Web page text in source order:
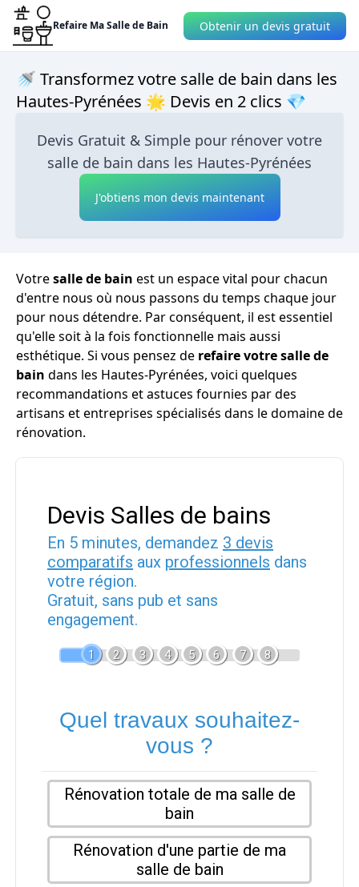
Refaire Ma Salle de Bain Obtenir un devis gratuit
🚿 Transformez votre salle de bain dans les
Hautes-Pyrénées 🌟 Devis en 2 clics 💎
Devis Gratuit & Simple pour rénover votre
salle de bain dans les Hautes-Pyrénées
J'obtiens mon devis maintenant
Votresalle de bain est un espace vital pour chacun
d'entre nous où nous passons du temps chaque jour
pour nous détendre. Par conséquent, il est essentiel
qu'elle soit à la fois fonctionnelle mais aussi
esthétique. Si vous pensez de refaire votre salle de
bain dans les Hautes-Pyrénées, voici quelques
recommandations et astuces fournies par des
artisans et entreprises spécialisés dans le domaine de
rénovation.
Devis Salles de bains
En 5 minutes, demandez 3 devis
comparatifs aux professionnels dans
votre région.
Gratuit, sans pub et sans
engagement.
1 2 3 4 5 6 7 8
Quel travaux souhaitez-
vous ?
Rénovation totale de ma salle de
bain
Rénovation d'une partie de ma
salle de bain